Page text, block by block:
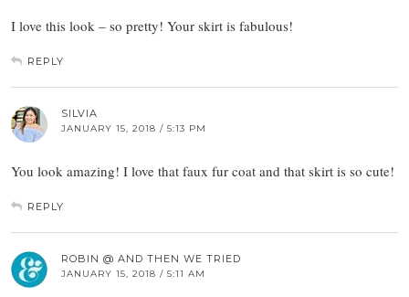
I love this look – so pretty! Your skirt is fabulous!
REPLY
SILVIA
JANUARY 15, 2018 / 5:13 PM
You look amazing! I love that faux fur coat and that skirt is so cute!
REPLY
ROBIN @ AND THEN WE TRIED
JANUARY 15, 2018 / 5:11 AM